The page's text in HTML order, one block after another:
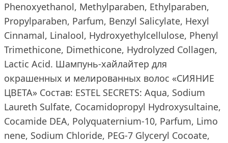
Phenoxyethanol, Methylparaben, Ethylparaben,
Propylparaben, Parfum, Benzyl Salicylate, Hexyl
Cinnamal, Linalool, Hydroxyethylcellulose, Phenyl
Trimethicone, Dimethicone, Hydrolyzed Collagen,
Lactic Acid. Шампунь-хайлайтер для
окрашенных и мелированных волос «СИЯНИЕ
ЦВЕТА» Состав: ESTEL SECRETS: Aqua, Sodium
Laureth Sulfate, Cocamidopropyl Hydroxysultaine,
Cocamide DEA, Polyquaternium-10, Pаrfum, Limo
nene, Sodium Chloride, PEG-7 Glyceryl Cocoate,